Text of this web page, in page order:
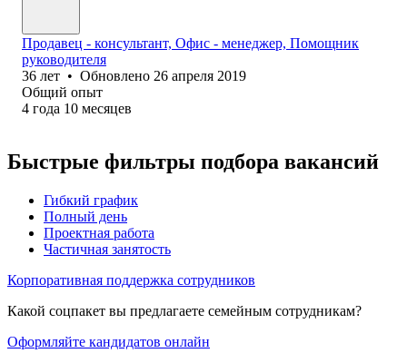
Продавец - консультант, Офис - менеджер, Помощник
руководителя
36 лет • Обновлено 26 апреля 2019
Общий опыт
4 года 10 месяцев
Быстрые фильтры подбора вакансий
Гибкий график
Полный день
Проектная работа
Частичная занятость
Корпоративная поддержка сотрудников
Какой соцпакет вы предлагаете семейным сотрудникам?
Оформляйте кандидатов онлайн